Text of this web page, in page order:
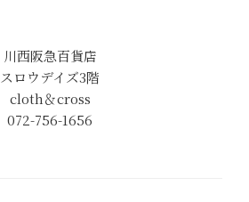
川西阪急百貨店
スロウデイズ3階
cloth＆cross
072-756-1656